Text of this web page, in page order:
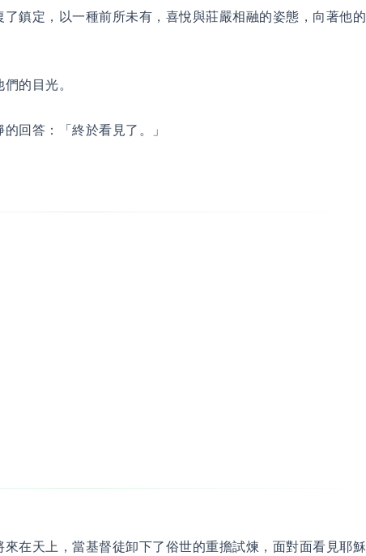
鎮定，以一種前所未有，喜悅與莊嚴相融的姿態，向著他的
的目光。
回答：「終於看見了。」
在天上，當基督徒卸下了俗世的重擔試煉，面對面看見耶穌